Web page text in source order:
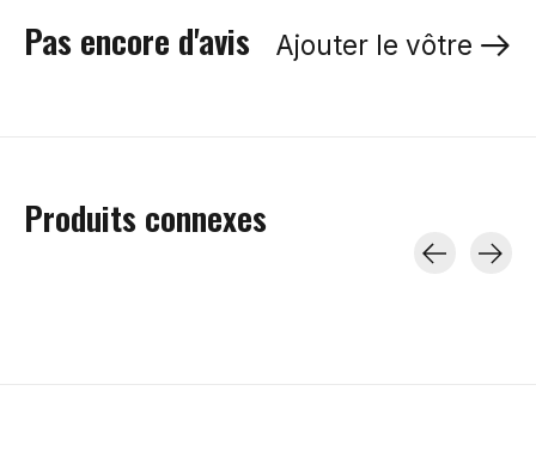
Pas encore d'avis Ajouter le vôtre
Produits connexes